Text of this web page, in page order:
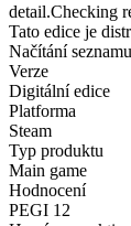
detail.Checking
Tato edice je
Načítání
Verze
Digitální edice
Platforma
Steam
Typ produktu
Main game
Hodnocení
PEGI 12